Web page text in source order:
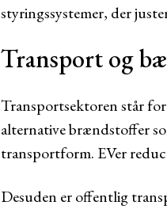
styringssystemer, der
Transport og
Transportsektoren står
alternative brændstoffer
transportform. EVer
Desuden er offentlig